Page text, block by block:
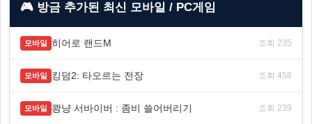
🎮 방금 추가된 최신 모바일 / PC게임
모바일 히어로 랜드M 조회 235
모바일 킹덤2: 타오르는 전장 조회 458
모바일 쾅냥 서바이버 : 좀비 쓸어버리기 조회 239